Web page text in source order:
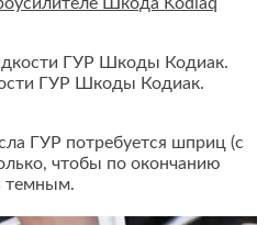
ГУР Шкоды Кодиак.
ГУР Шкоды Кодиак.
ГУР потребуется шприц (с
чтобы по окончанию
темным.